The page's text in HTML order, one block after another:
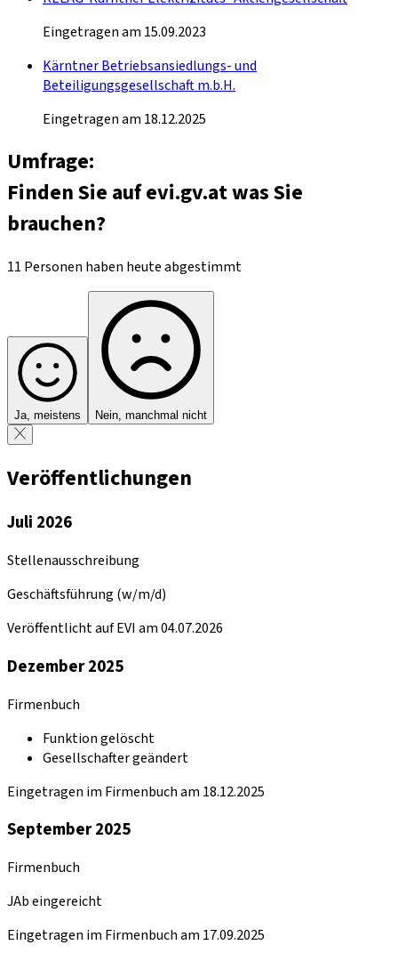
Eingetragen am 15.09.2023
Kärntner Betriebsansiedlungs- und
Beteiligungsgesellschaft m.b.H.
Eingetragen am 18.12.2025
Umfrage:
Finden Sie auf evi.gv.at was Sie
brauchen?
11 Personen haben heute abgestimmt
Ja, meistens Nein, manchmal nicht
Veröffentlichungen
Juli 2026
Stellenausschreibung
Geschäftsführung (w/m/d)
Veröffentlicht auf EVI am 04.07.2026
Dezember 2025
Firmenbuch
Funktion gelöscht
Gesellschafter geändert
Eingetragen im Firmenbuch am 18.12.2025
September 2025
Firmenbuch
JAb eingereicht
Eingetragen im Firmenbuch am 17.09.2025